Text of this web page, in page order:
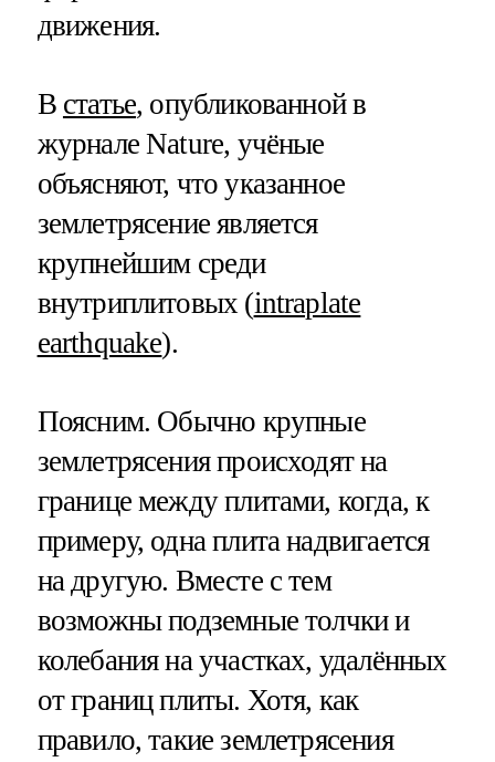
движения.
В статье, опубликованной в
журнале Nature, учёные
объясняют, что указанное
землетрясение является
крупнейшим среди
внутриплитовых (intraplate
earthquake).
Поясним. Обычно крупные
землетрясения происходят на
границе между плитами, когда, к
примеру, одна плита надвигается
на другую. Вместе с тем
возможны подземные толчки и
колебания на участках, удалённых
от границ плиты. Хотя, как
правило, такие землетрясения